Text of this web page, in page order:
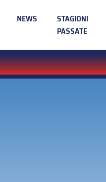
NEWS
STAGIONI
PASSATE